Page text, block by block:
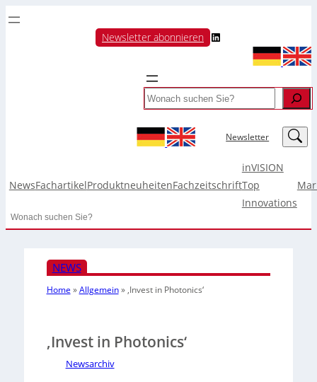
Newsletter abonnieren LinkedIn
Search
Newsletter LinkedIn
NewsFachartikelProduktneuheitenFachzeitschrift
inVISION
Top
Innovations
Search
NEWS
Home »Allgemein» ‚Invest in Photonics‘
‚Invest in Photonics‘
Newsarchiv